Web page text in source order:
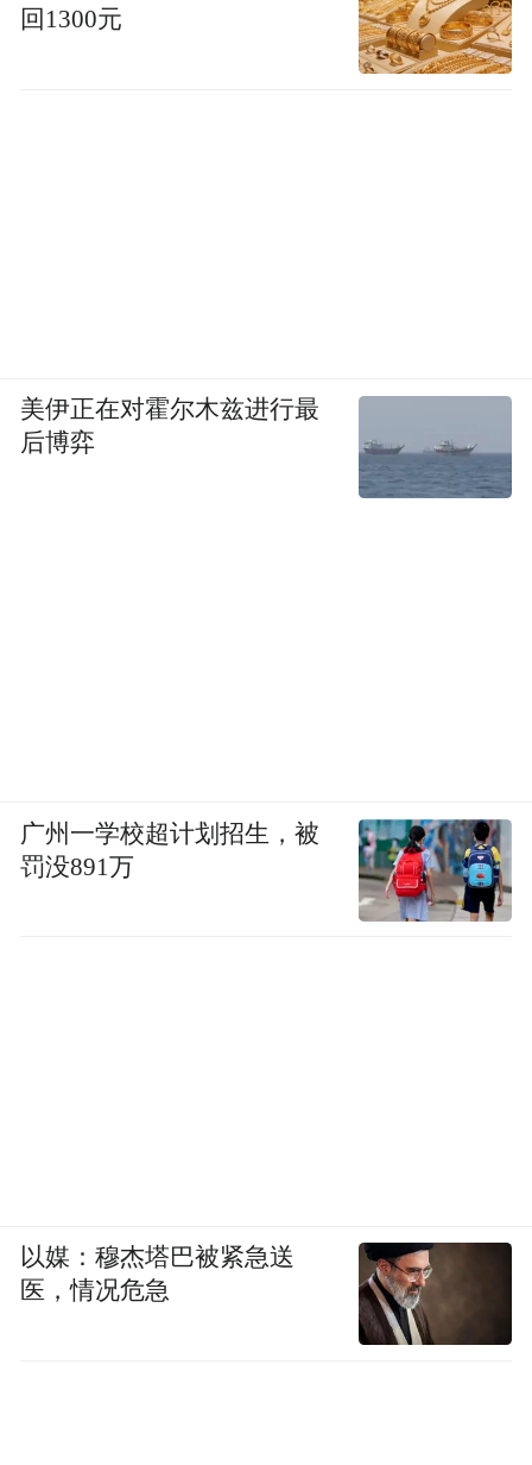
回1300元
美伊正在对霍尔木兹进行最
后博弈
广州一学校超计划招生，被
罚没891万
以媒：穆杰塔巴被紧急送
医，情况危急